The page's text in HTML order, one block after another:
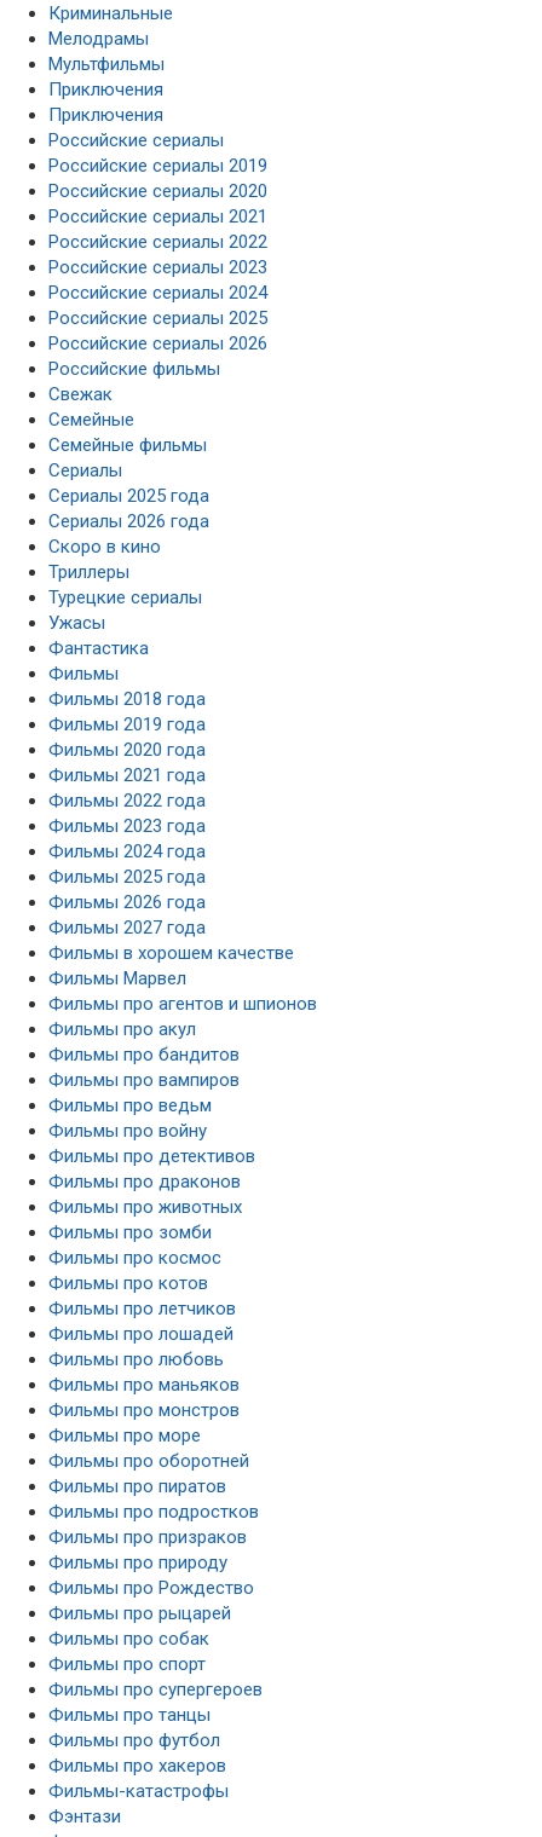
Криминальные
Мелодрамы
Мультфильмы
Приключения
Приключения
Российские сериалы
Российские сериалы 2019
Российские сериалы 2020
Российские сериалы 2021
Российские сериалы 2022
Российские сериалы 2023
Российские сериалы 2024
Российские сериалы 2025
Российские сериалы 2026
Российские фильмы
Свежак
Семейные
Семейные фильмы
Сериалы
Сериалы 2025 года
Сериалы 2026 года
Скоро в кино
Триллеры
Турецкие сериалы
Ужасы
Фантастика
Фильмы
Фильмы 2018 года
Фильмы 2019 года
Фильмы 2020 года
Фильмы 2021 года
Фильмы 2022 года
Фильмы 2023 года
Фильмы 2024 года
Фильмы 2025 года
Фильмы 2026 года
Фильмы 2027 года
Фильмы в хорошем качестве
Фильмы Марвел
Фильмы про агентов и шпионов
Фильмы про акул
Фильмы про бандитов
Фильмы про вампиров
Фильмы про ведьм
Фильмы про войну
Фильмы про детективов
Фильмы про драконов
Фильмы про животных
Фильмы про зомби
Фильмы про космос
Фильмы про котов
Фильмы про летчиков
Фильмы про лошадей
Фильмы про любовь
Фильмы про маньяков
Фильмы про монстров
Фильмы про море
Фильмы про оборотней
Фильмы про пиратов
Фильмы про подростков
Фильмы про призраков
Фильмы про природу
Фильмы про Рождество
Фильмы про рыцарей
Фильмы про собак
Фильмы про спорт
Фильмы про супергероев
Фильмы про танцы
Фильмы про футбол
Фильмы про хакеров
Фильмы-катастрофы
Фэнтази